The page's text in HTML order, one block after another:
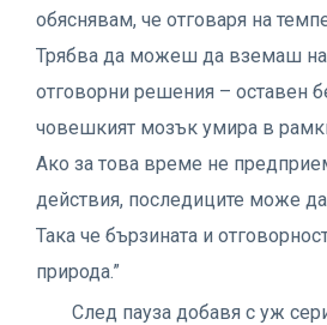
обяснявам, че отговаря на
Трябва да можеш да вземаш
отговорни решения – оставен
човешкият мозък умира в
Ако за това време не
действия, последиците може
Така че бързината и
природа.”
След пауза добавя с уж